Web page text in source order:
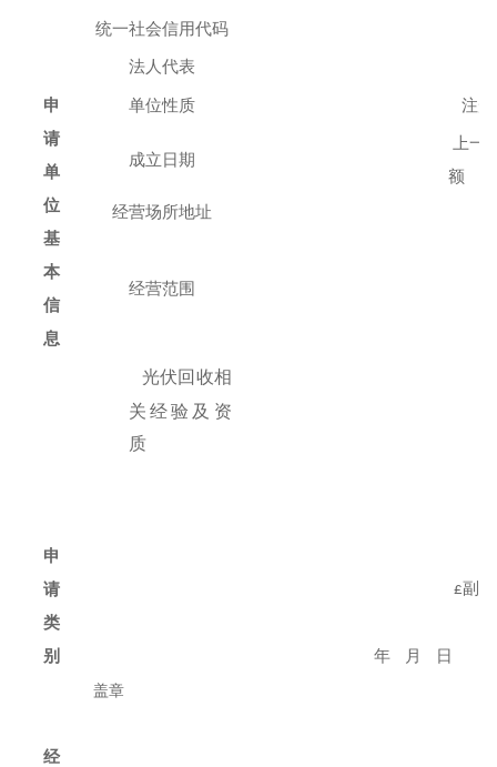
申
请
单
位
基
本
信
息
统一社会信用代码
法人代表
单位性质 注
成立日期
上一
额
经营场所地址
经营范围
光伏回收相
关经验及资
质
申
请
类
别
£副
年 月 日
盖章
经